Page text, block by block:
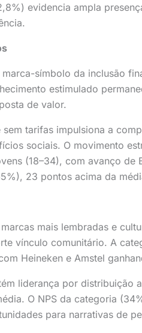
evidencia ampla
símbolo da inclusão
estimulado
de valor.
tarifas impulsiona a
sociais. O movimento
(18–34), com avanço de
23 pontos acima da
mais lembradas e
vínculo comunitário. A
Heineken e Amstel
liderança por distribuição
O NPS da categoria
para narrativas de